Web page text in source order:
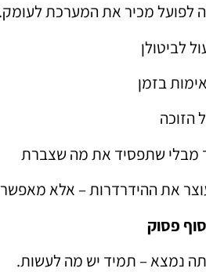
לפועל מכיר את המערכת לעומק.
לביטולן
בזמן
הזוכה
מבלי שתפסיד את מה שצברת
את ההידרדרות – אלא
פסוק
נמצא – תמיד יש מה לעשות.